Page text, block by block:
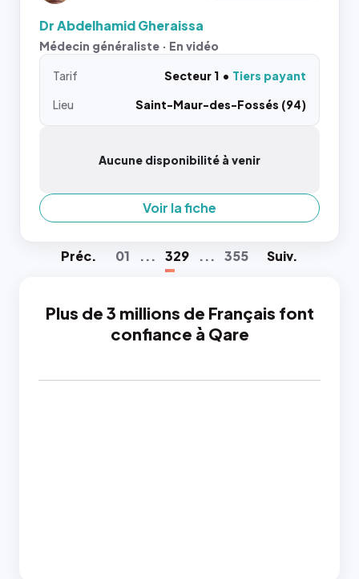
Dr Abdelhamid Gheraissa
Médecin généraliste · En vidéo
Tarif Secteur 1
Tiers payant
Lieu
Saint-Maur-des-Fossés (94)
Aucune disponibilité à venir
Voir la fiche
Préc. 01 ... 329 ... 355 Suiv.
Plus de 3 millions de Français font
confiance à Qare